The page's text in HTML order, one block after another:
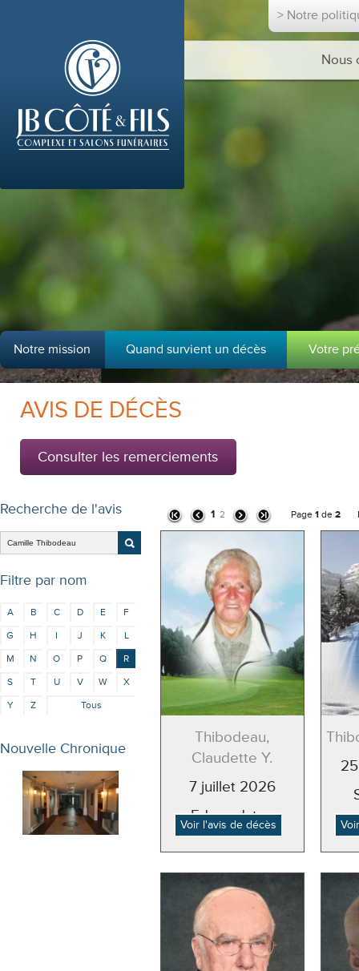
> Notre
Nous
Notre mission Quand survient un décès Votre
AVIS DE DÉCÈS
Consulter les remerciements
Recherche de l'avis
Filtre par nom
A B C D E
F
G
H I J K
L
M
N O P Q
R
S
T U V W
X
Y
Z Tous
1 2 Page 1 de 2
Thibodeau,
Claudette Y.
7 juillet 2026
Edmundston
Voir l'avis de décès
Nouvelle Chronique